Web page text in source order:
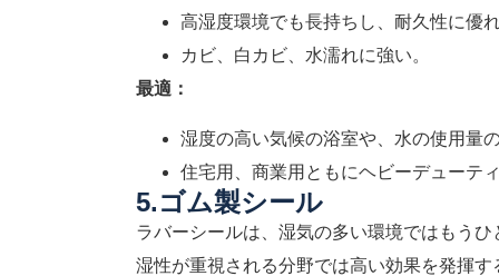
高湿度環境でも長持ちし、耐久性に優
カビ、白カビ、水濡れに強い。
最適：
湿度の高い気候の浴室や、水の使用量
住宅用、商業用ともにヘビーデューテ
5.ゴム製シール
ラバーシールは、湿気の多い環境ではもう
湿性が重視される分野では高い効果を発揮す